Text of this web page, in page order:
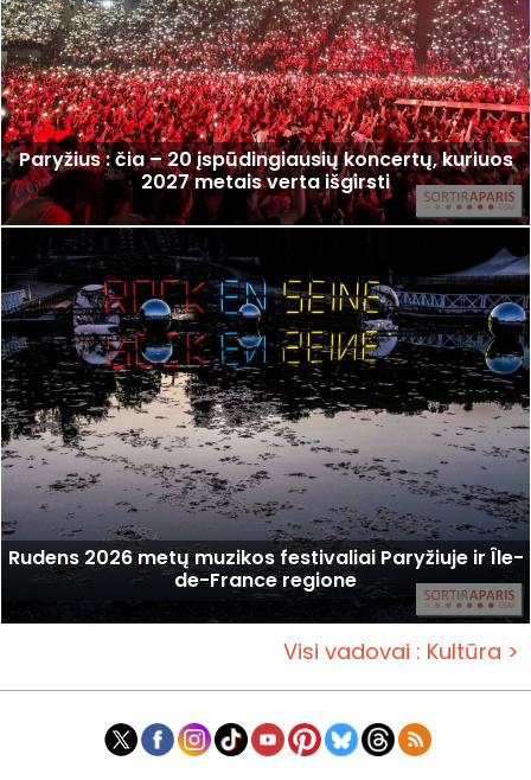
Paryžius : čia – 20 įspūdingiausių koncertų, kuriuos
2027 metais verta išgirsti
Rudens 2026 metų muzikos festivaliai Paryžiuje ir Île-
de-France regione
Visi vadovai : Kultūra >